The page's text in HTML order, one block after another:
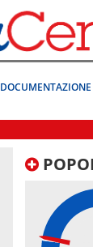
DOCUMENTAZIONE